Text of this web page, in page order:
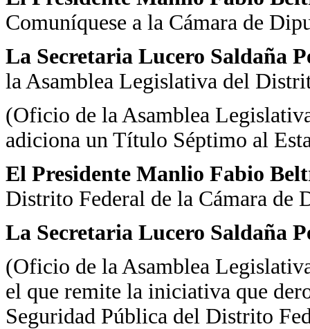
Comuníquese a la Cámara de
La Secretaria Lucero Saldaña
la Asamblea Legislativa del
(Oficio de la Asamblea
adiciona un Título Séptimo al
El Presidente Manlio Fabio
Distrito Federal de la Cámara de
La Secretaria Lucero Saldaña
(Oficio de la Asamblea
el que remite la iniciativa que
Seguridad Pública del Distrito